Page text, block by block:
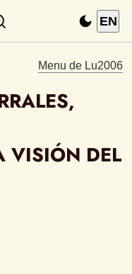
EN
Menu de Lu2006
VISIÓN DEL